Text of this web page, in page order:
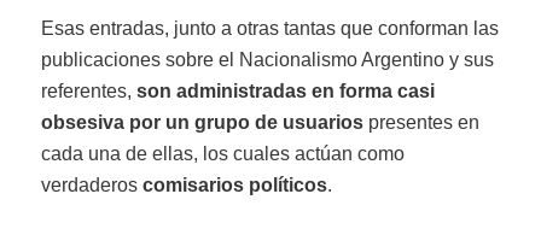
Esas entradas, junto a otras tantas que conforman las
publicaciones sobre el Nacionalismo Argentino y sus
referentes,son administradas en forma casi
obsesiva por un grupo de usuarios presentes en
cada una de ellas, los cuales actúan como
verdaderoscomisarios políticos.